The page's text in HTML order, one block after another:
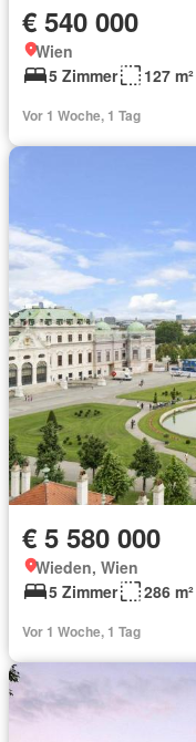
€ 540 000
Wien
5 Zimmer
127 m²
Vor 1 Woche, 1 Tag
€ 5 580 000
Wieden, Wien
5 Zimmer
286 m²
Vor 1 Woche, 1 Tag